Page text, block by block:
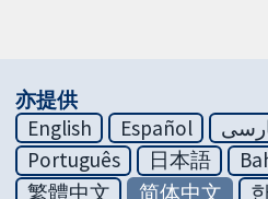
亦提供
English
Español
Português
日本語
繁體中文
简体中文